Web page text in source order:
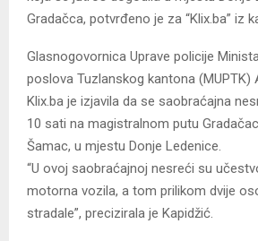
Gradačca, potvrđeno je za “Klix.ba” iz
Glasnogovornica Uprave policije
poslova Tuzlanskog kantona (MUPTK)
Klix.ba je izjavila da se saobraćajna
10 sati na magistralnom putu
Šamac, u mjestu Donje Ledenice.
“U ovoj saobraćajnoj nesreći su
motorna vozila, a tom prilikom dvije
stradale”, precizirala je Kapidžić.